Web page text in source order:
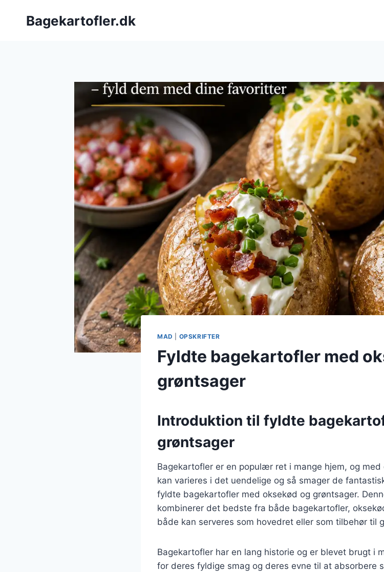
Bagekartofler.dk
MAD OPSKRIFTER
Fyldte bagekartofler med
grøntsager
Introduktion til fyldte
grøntsager
Bagekartofler er en populær ret i mange hjem, og
kan varieres i det uendelige og så smager de
fyldte bagekartofler med oksekød og grøntsager.
kombinerer det bedste fra både bagekartofler,
både kan serveres som hovedret eller som tilbehør til
Bagekartofler har en lang historie og er blevet brugt i
for deres fyldige smag og deres evne til at absorbere